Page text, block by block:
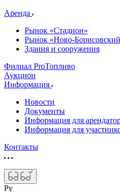
Аренда
Рынок «Стадион»
Рынок «Ново-
Здания и сооружения
Филиал ProТопливо
Аукцион
Информация
Новости
Документы
Информация для
Информация для
Контакты
Ру